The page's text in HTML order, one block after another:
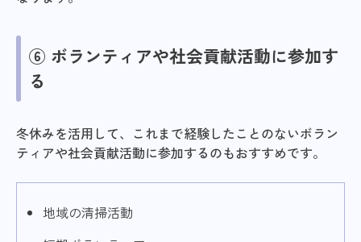
⑥ ボランティアや社会貢献活動に参加す
る
冬休みを活用して、これまで経験したことのないボラン
ティアや社会貢献活動に参加するのもおすすめです。
地域の清掃活動